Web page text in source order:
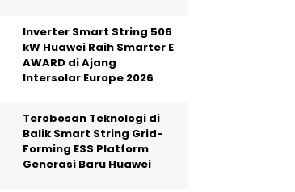
Inverter Smart String 506
kW Huawei Raih Smarter E
AWARD di Ajang
Intersolar Europe 2026
Terobosan Teknologi di
Balik Smart String Grid-
Forming ESS Platform
Generasi Baru Huawei